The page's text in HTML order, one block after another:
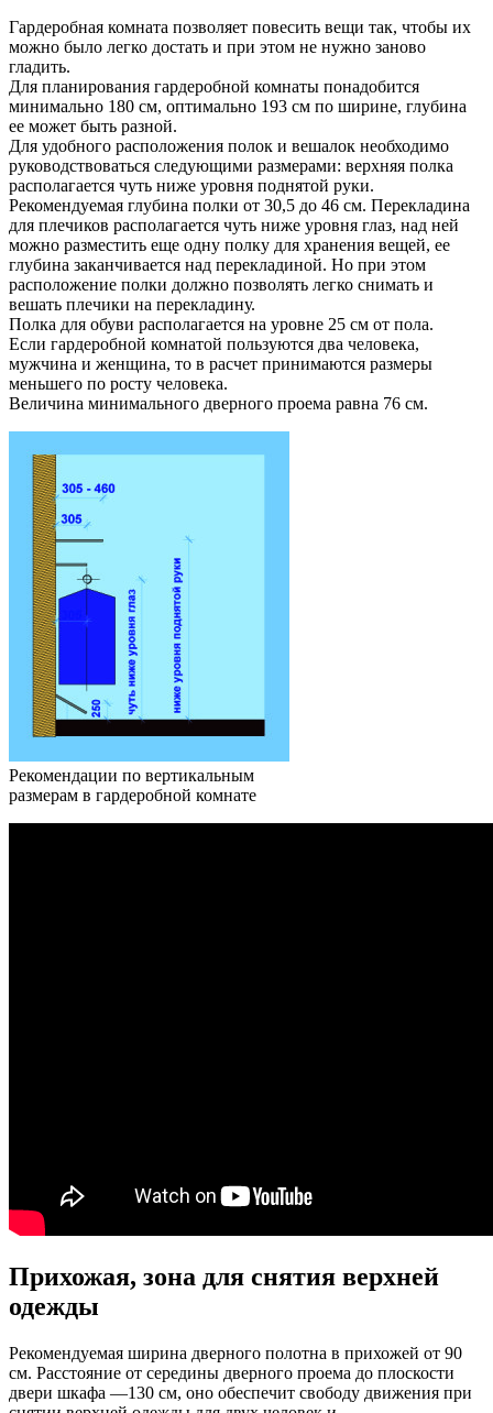
Гардеробная комната позволяет повесить вещи так, чтобы их
можно было легко достать и при этом не нужно заново
гладить.
Для планирования гардеробной комнаты понадобится
минимально 180 см, оптимально 193 см по ширине, глубина
ее может быть разной.
Для удобного расположения полок и вешалок необходимо
руководствоваться следующими размерами: верхняя полка
располагается чуть ниже уровня поднятой руки.
Рекомендуемая глубина полки от 30,5 до 46 см. Перекладина
для плечиков располагается чуть ниже уровня глаз, над ней
можно разместить еще одну полку для хранения вещей, ее
глубина заканчивается над перекладиной. Но при этом
расположение полки должно позволять легко снимать и
вешать плечики на перекладину.
Полка для обуви располагается на уровне 25 см от пола.
Если гардеробной комнатой пользуются два человека,
мужчина и женщина, то в расчет принимаются размеры
меньшего по росту человека.
Величина минимального дверного проема равна 76 см.
Рекомендации по вертикальным
размерам в гардеробной комнате
Прихожая, зона для снятия верхней
одежды
Рекомендуемая ширина дверного полотна в прихожей от 90
см. Расстояние от середины дверного проема до плоскости
двери шкафа —130 см, оно обеспечит свободу движения при